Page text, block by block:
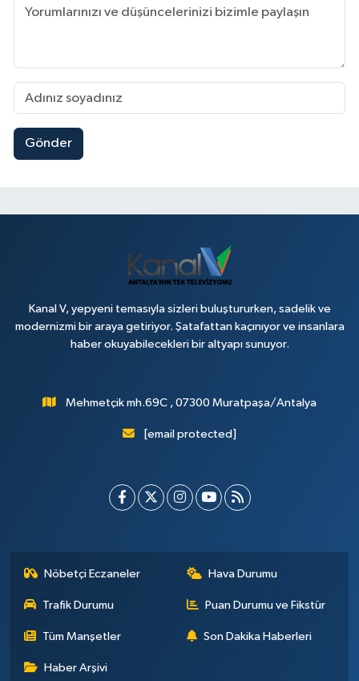
Gönder
Kanal V, yepyeni temasıyla sizleri buluştururken, sadelik ve
modernizmi bir araya getiriyor. Şatafattan kaçınıyor ve insanlara
haber okuyabilecekleri bir altyapı sunuyor.
Mehmetçik mh.69C , 07300 Muratpaşa/Antalya
[email protected]
Nöbetçi Eczaneler Hava Durumu
Trafik Durumu Puan Durumu ve Fikstür
Tüm Manşetler Son Dakika Haberleri
Haber Arşivi